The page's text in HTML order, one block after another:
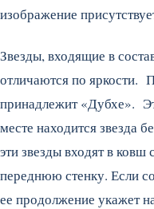
изображение
Звезды, входящие в
отличаются по яркости.
принадлежит «Дубхе».
месте находится звезда
эти звезды входят в ковш
переднюю стенку. Если
ее продолжение укажет